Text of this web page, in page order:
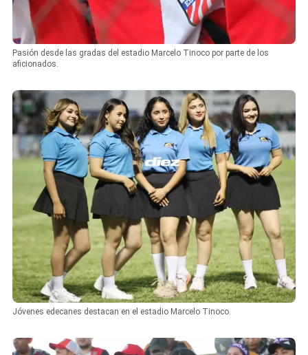
Pasión desde las gradas del estadio Marcelo Tinoco por parte de los
aficionados.
Jóvenes edecanes destacan en el estadio Marcelo Tinoco.